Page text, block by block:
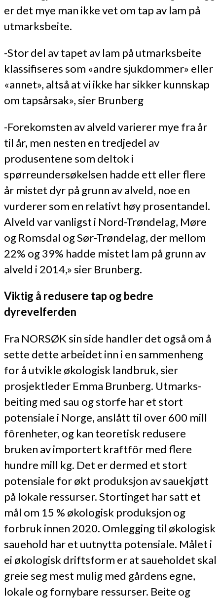
er det mye man ikke vet om tap av lam på
utmarksbeite.
-Stor del av tapet av lam på utmarksbeite
klassifiseres som «andre sjukdommer» eller
«annet», altså at vi ikke har sikker kunnskap
om tapsårsak», sier Brunberg
-Forekomsten av alveld varierer mye fra år
til år, men nesten en tredjedel av
produsentene som deltok i
spørreundersøkelsen hadde ett eller flere
år mistet dyr på grunn av alveld, noe en
vurderer som en relativt høy prosentandel.
Alveld var vanligst i Nord-Trøndelag, Møre
og Romsdal og Sør-Trøndelag, der mellom
22% og 39% hadde mistet lam på grunn av
alveld i 2014,» sier Brunberg.
Viktig å redusere tap og bedre
dyrevelferden
Fra NORSØK sin side handler det også om å
sette dette arbeidet inn i en sammenheng
for å utvikle økologisk landbruk, sier
prosjektleder Emma Brunberg. Utmarks-
beiting med sau og storfe har et stort
potensiale i Norge, anslått til over 600 mill
fôrenheter, og kan teoretisk redusere
bruken av importert kraftfôr med flere
hundre mill kg. Det er dermed et stort
potensiale for økt produksjon av sauekjøtt
på lokale ressurser. Stortinget har satt et
mål om 15 % økologisk produksjon og
forbruk innen 2020. Omlegging til økologisk
sauehold har et uutnytta potensiale. Målet i
ei økologisk driftsform er at saueholdet skal
greie seg mest mulig med gårdens egne,
lokale og fornybare ressurser. Beite og